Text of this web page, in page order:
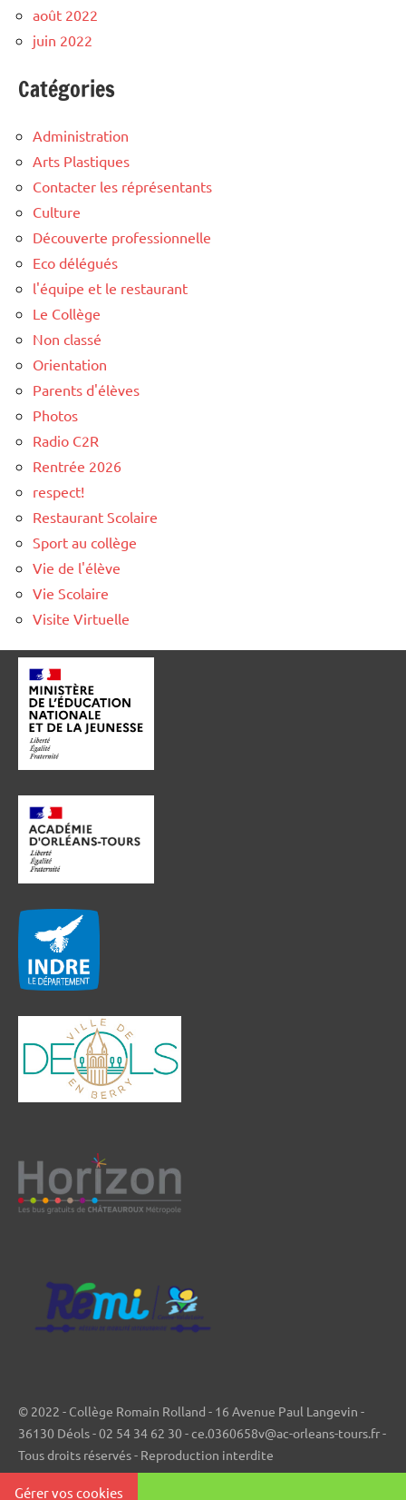
août 2022
juin 2022
Catégories
Administration
Arts Plastiques
Contacter les réprésentants
Culture
Découverte professionnelle
Eco délégués
l'équipe et le restaurant
Le Collège
Non classé
Orientation
Parents d'élèves
Photos
Radio C2R
Rentrée 2026
respect!
Restaurant Scolaire
Sport au collège
Vie de l'élève
Vie Scolaire
Visite Virtuelle
© 2022 - Collège Romain Rolland - 16 Avenue Paul Langevin -
36130 Déols - 02 54 34 62 30 - ce.0360658v@ac-orleans-tours.fr -
Tous droits réservés - Reproduction interdite
Gérer vos cookies